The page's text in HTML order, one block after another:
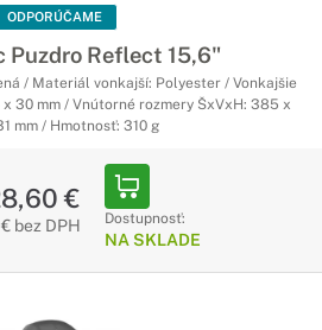
ODPORÚČAME
Puzdro Reflect 15,6"
/ Materiál vonkajší: Polyester / Vonkajšie
30 mm / Vnútorné rozmery ŠxVxH: 385 x
mm / Hmotnosť: 310 g
€
bez DPH Dostupnosť:
NA SKLADE